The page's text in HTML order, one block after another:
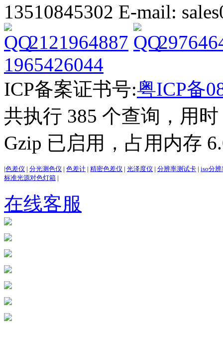
13510845302 E-mail:
2121964887
1965426044
ICP备案证书号:粤ICP备
共执行 385 个查询，用
Gzip 已启用，占用内存
|色差仪 | 分光测色仪 | 色差计 | 精密色差仪 | 光泽度仪 | 分辨率测试卡 | iso分
标准光源对色灯箱 |
在线客服